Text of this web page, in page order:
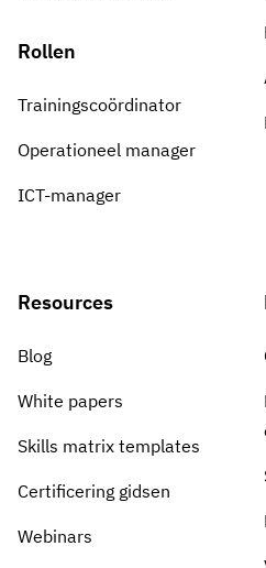
Rollen
Trainingscoördinator
Operationeel manager
ICT-manager
Resources
Blog
White papers
Skills matrix templates
Certificering gidsen
Webinars